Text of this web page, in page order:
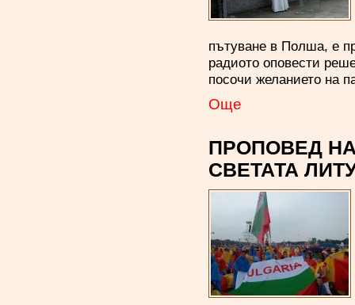
пътуване в Полша, е
радиото оповести
посочи желанието на
Oще
ПРОПОВЕД
СВЕТАТА